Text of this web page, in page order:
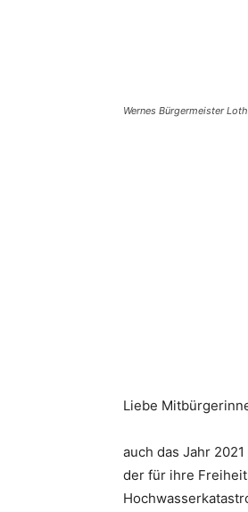
Wernes Bürgermeister
Liebe
auch das Jahr
der für ihre